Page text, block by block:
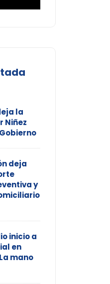
la
Niñez
deja
y
inicio a
en
mano